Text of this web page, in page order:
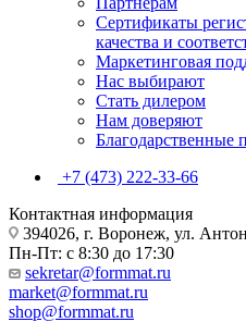
Сертификаты
качества и
Маркетинговая
Нас выбирают
Стать дилером
Нам доверяют
Благодарственные
+7 (473) 222-33-66
Контактная информация
394026, г. Воронеж, ул.
Пн-Пт: с 8:30 до 17:30
sekretar@formmat.ru
market@formmat.ru
shop@formmat.ru